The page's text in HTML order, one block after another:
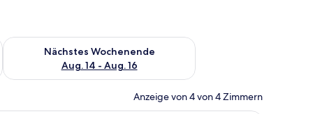
Aug. 7 - Aug. 9.
Nächstes Wochenende
Aug. 14 - Aug. 16
Überprüfe die Verfügbarkeit für nächstes Wochenende, Aug.
Anzeige von 4 von 4 Zimmern